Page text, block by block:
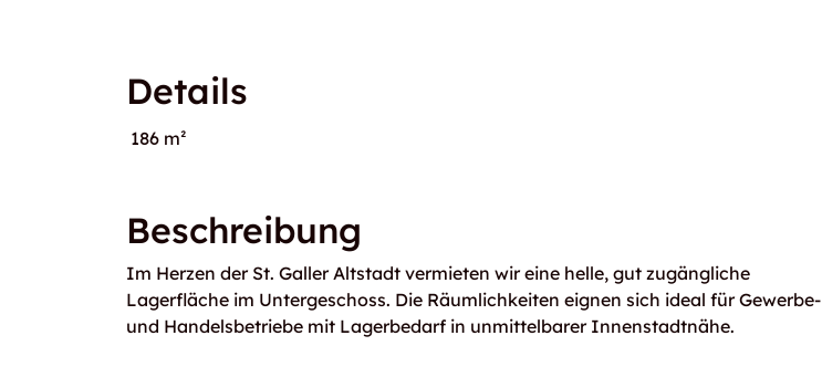
Details
186 m²
Beschreibung
Im Herzen der St. Galler Altstadt vermieten wir eine helle, gut zugängliche
Lagerfläche im Untergeschoss. Die Räumlichkeiten eignen sich ideal für Gewerbe-
und Handelsbetriebe mit Lagerbedarf in unmittelbarer Innenstadtnähe.